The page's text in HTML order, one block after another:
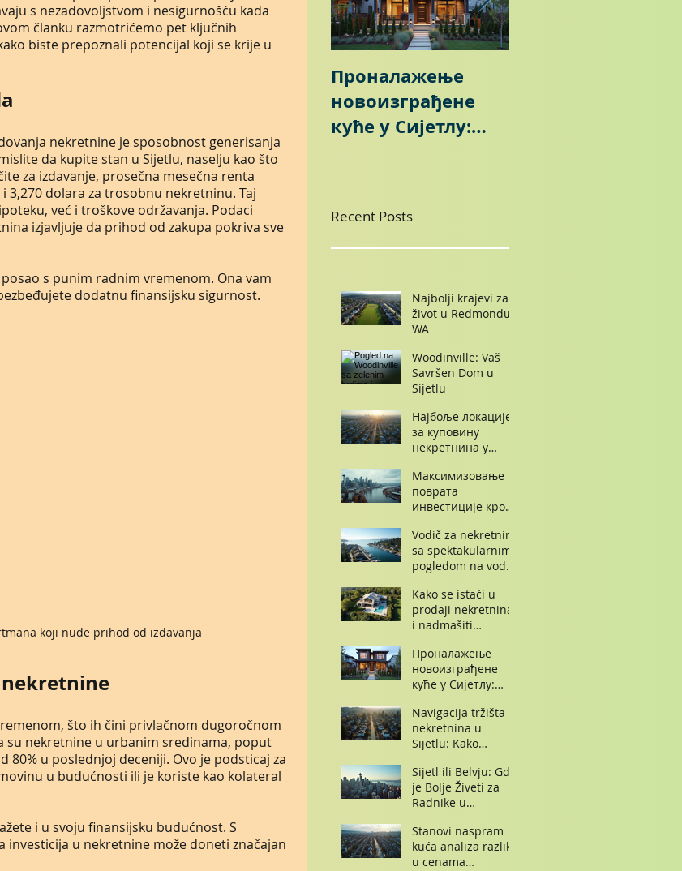
s nezadovoljstvom i nesigurnošću kada
članku razmotrićemo pet ključnih
biste prepoznali potencijal koji se krije u
nekretnine je sposobnost generisanja
da kupite stan u Sijetlu, naselju kao što
za izdavanje, prosečna mesečna renta
3,270 dolara za trosobnu nekretninu. Taj
već i troškove održavanja. Podaci
izjavljuje da prihod od zakupa pokriva sve
s punim radnim vremenom. Ona vam
dodatnu finansijsku sigurnost.
koji nude prihod od izdavanja
što ih čini privlačnom dugoročnom
su nekretnine u urbanim sredinama, poput
80% u poslednjoj deceniji. Ovo je podsticaj za
u budućnosti ili je koriste kao kolateral
i u svoju finansijsku budućnost. S
u nekretnine može doneti značajan
Проналажење
новоизграђене
куће у Сијетлу:
Recent Posts
Najbolji krajevi za
život u Redmondu
WA
Woodinville: Vaš
Savršen Dom u
Sijetlu
Најбоље локације
за куповину
некретнина у
запослења у
Амазону
Максимизовање
поврата
инвестиције кроз
некретнине у
Сијетлу
Vodič za nekretnine
sa spektakularnim
pogledom na vodu
Kako se istaći u
prodaji nekretnina
i nadmašiti
Проналажење
новоизграђене
куће у Сијетлу:
куповину нове
куће
Navigacija tržišta
nekretnina u
Sijetlu: Kako
snova
Sijetl ili Belvju: Gde
je Bolje Živeti za
Radnike u
Majkrosoftu
Stanovi naspram
kuća analiza razlike
u cenama